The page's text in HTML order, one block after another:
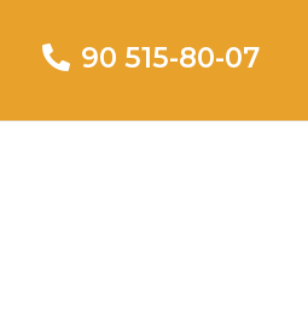
90 515-80-07